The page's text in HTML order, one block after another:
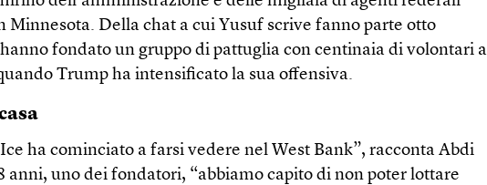
Minnesota. Della chat a cui Yusuf scrive fanno parte otto
fondato un gruppo di pattuglia con centinaia di volontari a
Trump ha intensificato la sua offensiva.
ha cominciato a farsi vedere nel West Bank”, racconta Abdi
anni, uno dei fondatori, “abbiamo capito di non poter lottare